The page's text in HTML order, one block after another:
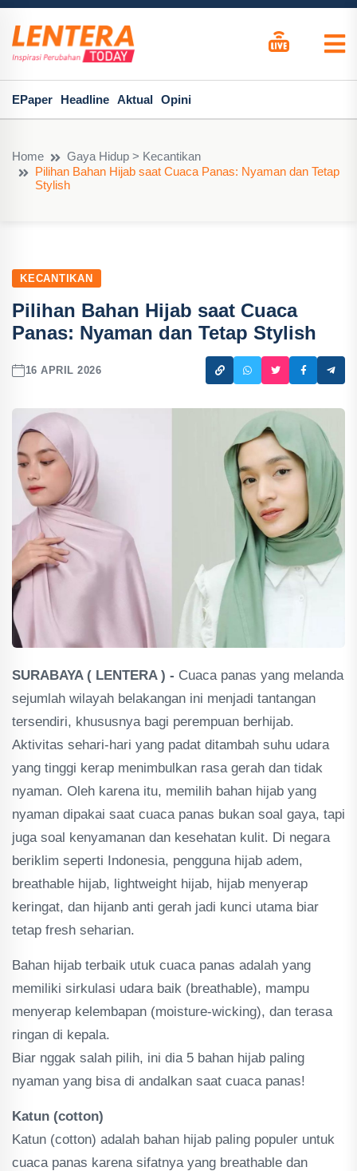
EPaper Headline Aktual Opini
Home
Gaya Hidup > Kecantikan
Pilihan Bahan Hijab saat Cuaca Panas: Nyaman dan Tetap
Stylish
KECANTIKAN
Pilihan Bahan Hijab saat Cuaca
Panas: Nyaman dan Tetap Stylish
16 APRIL 2026
SURABAYA ( LENTERA ) - Cuaca panas yang melanda
sejumlah wilayah belakangan ini menjadi tantangan
tersendiri, khususnya bagi perempuan berhijab.
Aktivitas sehari-hari yang padat ditambah suhu udara
yang tinggi kerap menimbulkan rasa gerah dan tidak
nyaman. Oleh karena itu, memilih bahan hijab yang
nyaman dipakai saat cuaca panas bukan soal gaya, tapi
juga soal kenyamanan dan kesehatan kulit. Di negara
beriklim seperti Indonesia, pengguna hijab adem,
breathable hijab, lightweight hijab, hijab menyerap
keringat, dan hijanb anti gerah jadi kunci utama biar
tetap fresh seharian.
Bahan hijab terbaik utuk cuaca panas adalah yang
memiliki sirkulasi udara baik (breathable), mampu
menyerap kelembapan (moisture-wicking), dan terasa
ringan di kepala.
Biar nggak salah pilih, ini dia 5 bahan hijab paling
nyaman yang bisa di andalkan saat cuaca panas!
Katun (cotton)
Katun (cotton) adalah bahan hijab paling populer untuk
cuaca panas karena sifatnya yang breathable dan